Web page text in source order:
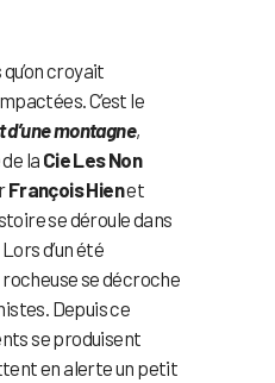
croyait
C’est le
d’une montagne,
la Cie Les Non
François Hienet
se déroule dans
d’un été
se décroche
Depuis ce
se produisent
en alerte un petit